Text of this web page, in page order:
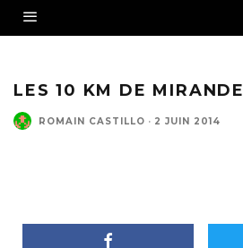
LES 10 KM DE MIRANDE
ROMAIN CASTILLO · 2 JUIN 2014